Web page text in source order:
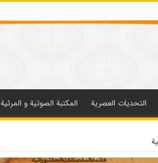
التحديات العصرية المكتبة الصوتية و المرئية